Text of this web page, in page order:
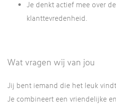
Je denkt actief mee over
klanttevredenheid.
Wat vragen wij van jou
Jij bent iemand die het leuk
Je combineert een vriendelijke